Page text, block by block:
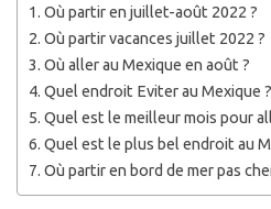
Où partir en juillet-août 2022 ?
Où partir vacances juillet 2022 ?
Où aller au Mexique en août ?
Quel endroit Eviter au Mexique ?
Quel est le meilleur mois pour
Quel est le plus bel endroit au
Où partir en bord de mer pas